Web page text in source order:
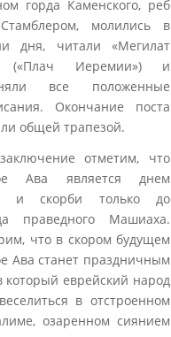
горда Каменского, реб
молились в
дня, читали «Мегилат
(«Плач Иеремии») и
все положенные
Окончание поста
общей трапезой.
отметим, что
Ава является днем
и скорби только до
праведного Машиаха.
что в скором будущем
Ава станет праздничным
который еврейский народ
в отстроенном
озаренном сиянием